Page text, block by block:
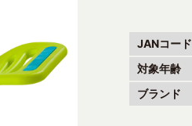
JANコード
対象年齢
ブランド